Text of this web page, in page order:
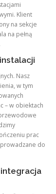
Klient
na sekcje
na pełną
Nasz
w tym
– w obiektach
prac
do